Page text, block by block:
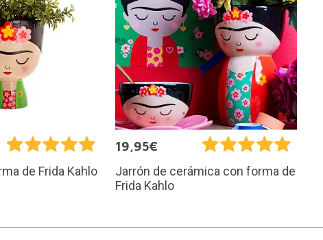
de Frida Kahlo
19,95€
Jarrón de cerámica con forma de
Frida Kahlo